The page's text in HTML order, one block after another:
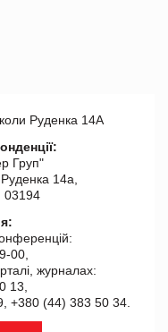
Руденка 14А
Груп"
14а,
03194
00,
журналах:
13,
+380 (44) 383 50 34.